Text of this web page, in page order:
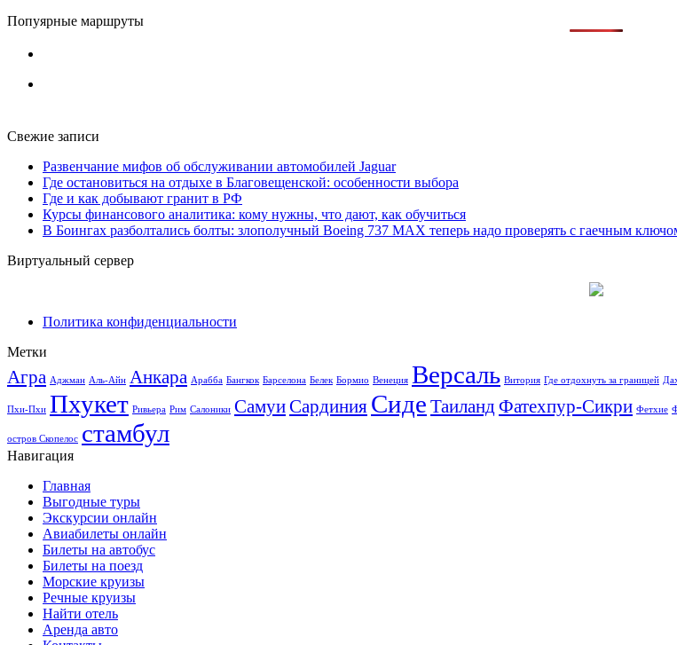
Попуярные маршруты
Свежие записи
Развенчание мифов об обслуживании автомобилей Jaguar
Где остановиться на отдыхе в Благовещенской: особенности выбора
Где и как добывают гранит в РФ
Курсы финансового аналитика: кому нужны, что дают, как обучиться
В Боингах разболтались болты: злополучный Boeing 737 MAX теперь надо проверять с гаечным
Виртуальный сервер
Политика конфиденциальности
Метки
Агра Аджман Аль-Айн Анкара Арабба Бангкок Барселона Белек Бормио Венеция Версаль Витория Где отдохнуть за границей
Пхи-Пхи Пхукет Ривьера Рим Салоники СамуиСардиния Сиде ТаиландФатехпур-Сикри Фетхие
остров Скопелос стамбул
Навигация
Главная
Выгодные туры
Экскурсии онлайн
Авиабилеты онлайн
Билеты на автобус
Билеты на поезд
Морские круизы
Речные круизы
Найти отель
Аренда авто